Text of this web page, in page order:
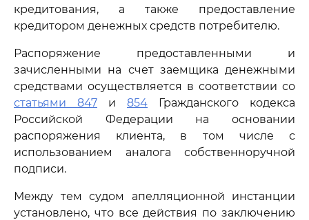
кредитования, а также предоставление
кредитором денежных средств потребителю.
Распоряжение предоставленными и
зачисленными на счет заемщика денежными
средствами осуществляется в соответствии со
статьями 847 и 854 Гражданского кодекса
Российской Федерации на основании
распоряжения клиента, в том числе с
использованием аналога собственноручной
подписи.
Между тем судом апелляционной инстанции
установлено, что все действия по заключению